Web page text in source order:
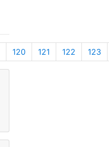
120 121 122 123